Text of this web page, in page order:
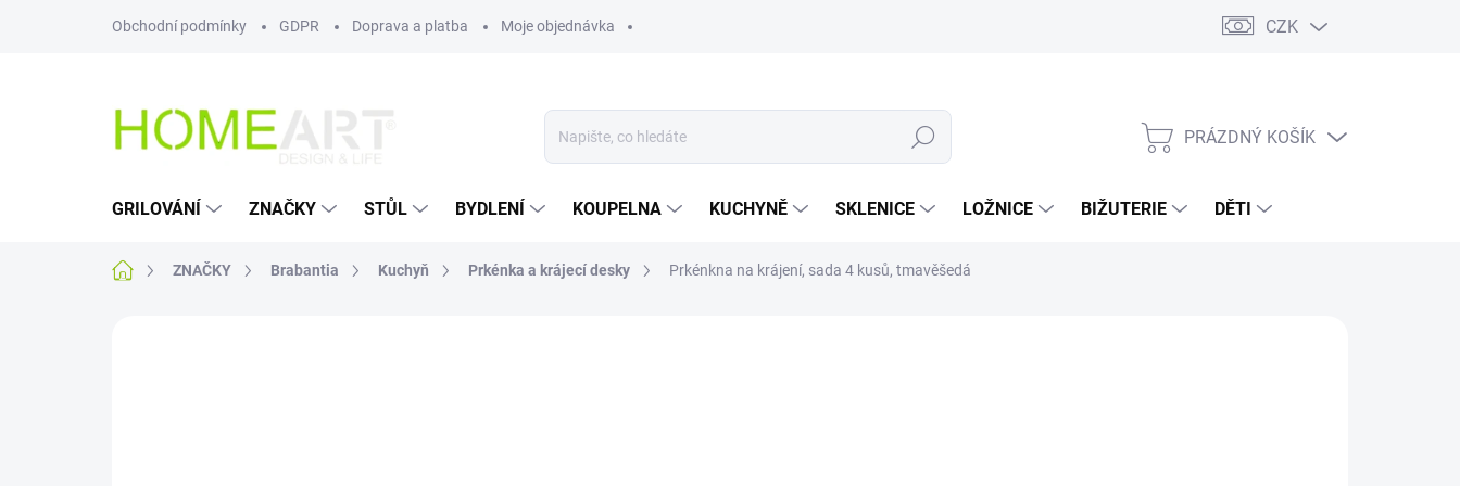
Obchodní podmínky GDPR Doprava a platba Moje objednávka CZK
Hledat
NÁKUPNÍ
PRÁZDNÝ KOŠÍK
GRILOVÁNÍ ZNAČKY STŮL BYDLENÍ KOUPELNA KUCHYNĚ SKLENICE LOŽNICE BIŽUTERIE DĚTI
Domů ZNAČKY Brabantia Kuchyň Prkénka a krájecí desky Prkénkna na krájení, sada 4 kusů, tmavěšedá